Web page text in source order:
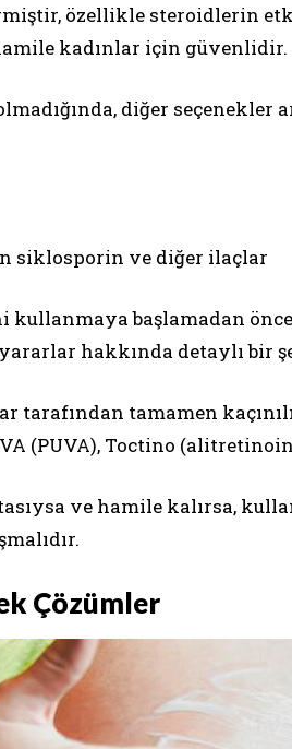
özellikle steroidlerin
kadınlar için güvenlidir.
diğer seçenekler
siklosporin ve diğer ilaçlar
başlamadan
hakkında detaylı bir
tarafından tamamen
(PUVA), Toctino
ve hamile kalırsa,
Çözümler